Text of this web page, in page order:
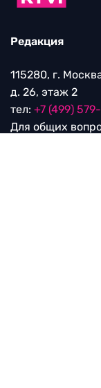
Редакция
115280, г.
д. 26, этаж 2
тел: +7 (499)
Для общих